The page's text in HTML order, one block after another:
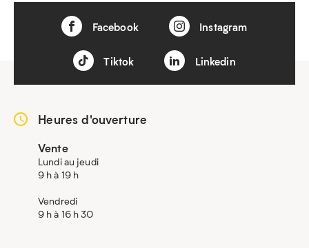
Facebook Instagram
Tiktok Linkedin
Heures d'ouverture
Vente
Lundi au jeudi
9 h à 19 h
Vendredi
9 h à 16 h 30